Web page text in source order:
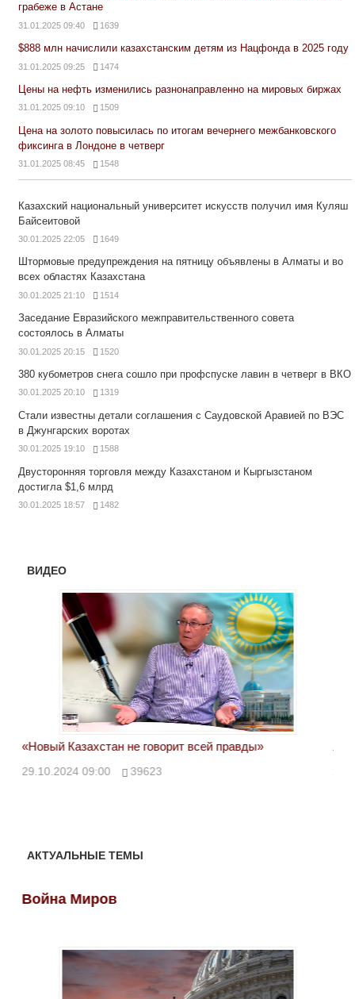
грабеже в Астане
31.01.2025 09:40 1639
$888 млн начислили казахстанским детям из Нацфонда в 2025 году
31.01.2025 09:25 1474
Цены на нефть изменились разнонаправленно на мировых биржах
31.01.2025 09:10 1509
Цена на золото повысилась по итогам вечернего межбанковского
фиксинга в Лондоне в четверг
31.01.2025 08:45 1548
Казахский национальный университет искусств получил имя Куляш
Байсеитовой
30.01.2025 22:05 1649
Штормовые предупреждения на пятницу объявлены в Алматы и во
всех областях Казахстана
30.01.2025 21:10 1514
Заседание Евразийского межправительственного совета
состоялось в Алматы
30.01.2025 20:15 1520
380 кубометров снега сошло при профспуске лавин в четверг в ВКО
30.01.2025 20:10 1319
Стали известны детали соглашения с Саудовской Аравией по ВЭС
в Джунгарских воротах
30.01.2025 19:10 1588
Двусторонняя торговля между Казахстаном и Кыргызстаном
достигла $1,6 млрд
30.01.2025 18:57 1482
ВИДЕО
«Новый Казахстан не говорит всей правды»
29.10.2024 09:00 39623
АКТУАЛЬНЫЕ ТЕМЫ
Война Миров